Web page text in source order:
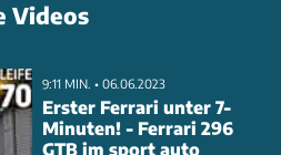
steigt die Leistung
die Anpassung des
Videos
9:11 MIN. • 06.06.2023
Erster Ferrari unter 7-
Minuten! - Ferrari 296
GTB im sport auto